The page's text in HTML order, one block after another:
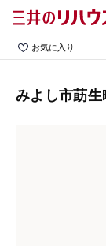
お気に入り
みよし市莇